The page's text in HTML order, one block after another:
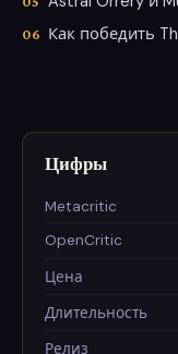
Как победить
Цифры
Metacritic
OpenCritic
Цена
Длительность
Релиз